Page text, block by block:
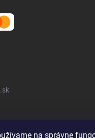
na správne